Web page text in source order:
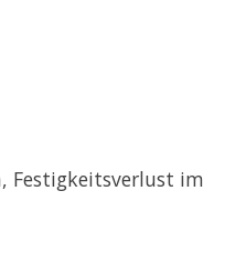
Festigkeitsverlust im